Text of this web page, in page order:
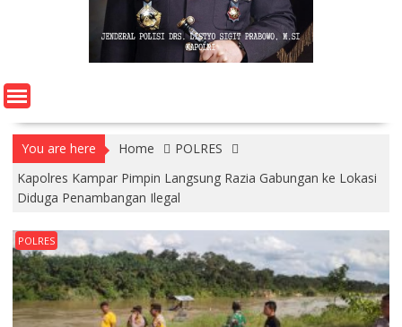
You are here Home
POLRES
Kapolres Kampar Pimpin Langsung Razia Gabungan ke Lokasi
Diduga Penambangan Ilegal
POLRES